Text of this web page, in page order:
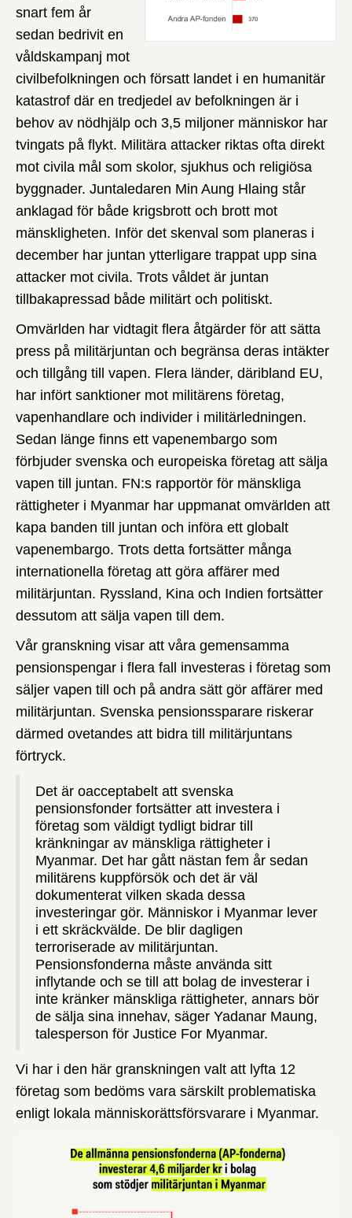
snart fem år
sedan bedrivit en
våldskampanj mot
civilbefolkningen och försatt landet i en humanitär
katastrof där en tredjedel av befolkningen är i
behov av nödhjälp och 3,5 miljoner människor har
tvingats på flykt. Militära attacker riktas ofta direkt
mot civila mål som skolor, sjukhus och religiösa
byggnader. Juntaledaren Min Aung Hlaing står
anklagad för både krigsbrott och brott mot
mänskligheten. Inför det skenval som planeras i
december har juntan ytterligare trappat upp sina
attacker mot civila. Trots våldet är juntan
tillbakapressad både militärt och politiskt.
Omvärlden har vidtagit flera åtgärder för att sätta
press på militärjuntan och begränsa deras intäkter
och tillgång till vapen. Flera länder, däribland EU,
har infört sanktioner mot militärens företag,
vapenhandlare och individer i militärledningen.
Sedan länge finns ett vapenembargo som
förbjuder svenska och europeiska företag att sälja
vapen till juntan. FN:s rapportör för mänskliga
rättigheter i Myanmar har uppmanat omvärlden att
kapa banden till juntan och införa ett globalt
vapenembargo. Trots detta fortsätter många
internationella företag att göra affärer med
militärjuntan. Ryssland, Kina och Indien fortsätter
dessutom att sälja vapen till dem.
Vår granskning visar att våra gemensamma
pensionspengar i flera fall investeras i företag som
säljer vapen till och på andra sätt gör affärer med
militärjuntan. Svenska pensionssparare riskerar
därmed ovetandes att bidra till militärjuntans
förtryck.
Det är oacceptabelt att svenska
pensionsfonder fortsätter att investera i
företag som väldigt tydligt bidrar till
kränkningar av mänskliga rättigheter i
Myanmar. Det har gått nästan fem år sedan
militärens kuppförsök och det är väl
dokumenterat vilken skada dessa
investeringar gör. Människor i Myanmar lever
i ett skräckvälde. De blir dagligen
terroriserade av militärjuntan.
Pensionsfonderna måste använda sitt
inflytande och se till att bolag de investerar i
inte kränker mänskliga rättigheter, annars bör
de sälja sina innehav, säger Yadanar Maung,
talesperson för Justice For Myanmar.
Vi har i den här granskningen valt att lyfta 12
företag som bedöms vara särskilt problematiska
enligt lokala människorättsförsvarare i Myanmar.